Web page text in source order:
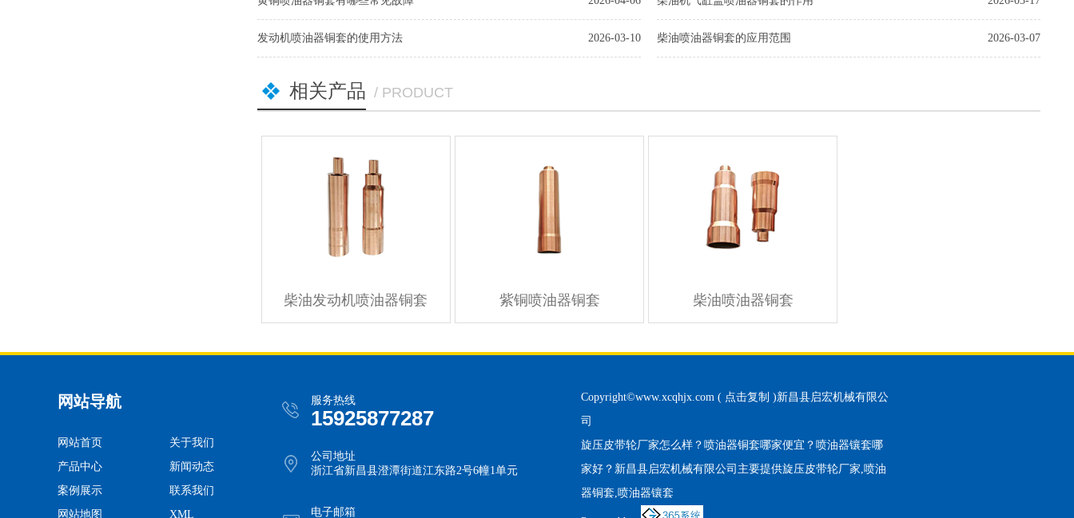
2026-03-10
发动机喷油器铜套的使用方法 2026-03-07
柴油喷油器铜套的应用范围
相关产品 / PRODUCT
柴油发动机喷油器铜套 紫铜喷油器铜套 柴油喷油器铜套
网站导航
网站首页
关于我们
产品中心
新闻动态
案例展示
联系我们
网站地图
XML
服务热线
15925877287
公司地址
浙江省新昌县澄潭街道江东路2号6幢1单元
电子邮箱
Copyright©www.xcqhjx.com ( 点击复制 )新昌县启宏机械有限公
司
旋压皮带轮厂家怎么样？喷油器铜套哪家便宜？喷油器镶套哪
家好？新昌县启宏机械有限公司主要提供旋压皮带轮厂家,喷油
器铜套,喷油器镶套